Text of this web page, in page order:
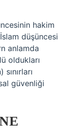
hakim
düşüncesi
anlamda
oldukları
güvenliği